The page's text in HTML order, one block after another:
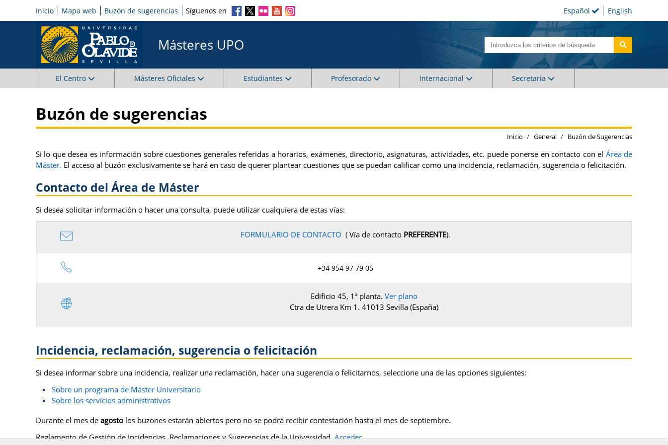
Inicio Mapa web Buzón de sugerencias Síguenos en English
Español
Másteres UPO
El Centro Másteres Oficiales Estudiantes Profesorado Internacional Secretaría
Buzón de sugerencias
Inicio General Buzón de Sugerencias
Si lo que desea es información sobre cuestiones generales referidas a horarios, exámenes, directorio, asignaturas, actividades, etc. puede ponerse en contacto con el Área de
Máster. El acceso al buzón exclusivamente se hará en caso de querer plantear cuestiones que se puedan calificar como una incidencia, reclamación, sugerencia o felicitación.
Contacto del Área de Máster
Si desea solicitar información o hacer una consulta, puede utilizar cualquiera de estas vías:
FORMULARIO DE CONTACTO ( Vía de contacto PREFERENTE).
+34 954 97 79 05
Edificio 45, 1ª planta. Ver plano
Ctra de Utrera Km 1. 41013 Sevilla (España)
Incidencia, reclamación, sugerencia o felicitación
Si desea informar sobre una incidencia, realizar una reclamación, hacer una sugerencia o felicitarnos, seleccione una de las opciones siguientes:
Sobre un programa de Máster Universitario
Sobre los servicios administrativos
Durante el mes de agosto los buzones estarán abiertos pero no se podrá recibir contestación hasta el mes de septiembre.
Reglamento de Gestión de Incidencias, Reclamaciones y Sugerencias de la Universidad.Acceder